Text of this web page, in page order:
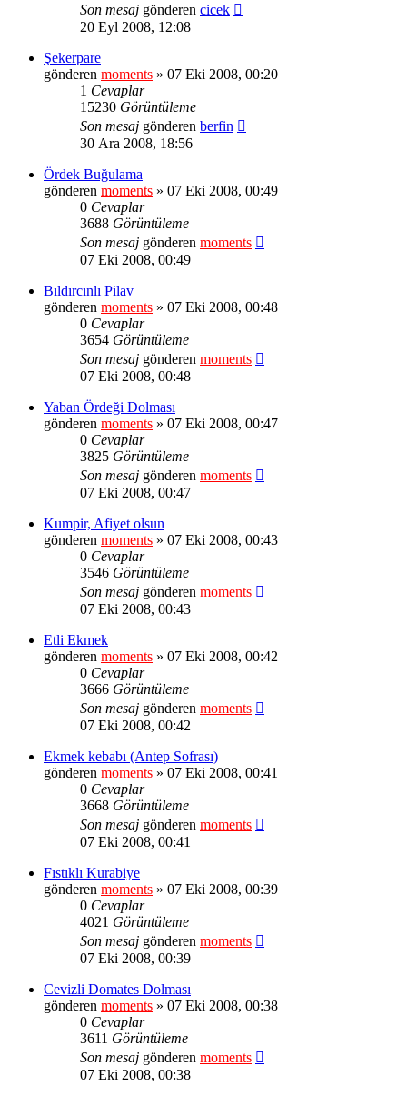
Son mesaj gönderen cicek
20 Eyl 2008, 12:08
Şekerpare
gönderen moments » 07 Eki 2008, 00:20
1 Cevaplar
15230 Görüntüleme
Son mesaj gönderen berfin
30 Ara 2008, 18:56
Ördek Buğulama
gönderen moments » 07 Eki 2008, 00:49
0 Cevaplar
3688 Görüntüleme
Son mesaj gönderen moments
07 Eki 2008, 00:49
Bıldırcınlı Pilav
gönderen moments » 07 Eki 2008, 00:48
0 Cevaplar
3654 Görüntüleme
Son mesaj gönderen moments
07 Eki 2008, 00:48
Yaban Ördeği Dolması
gönderen moments » 07 Eki 2008, 00:47
0 Cevaplar
3825 Görüntüleme
Son mesaj gönderen moments
07 Eki 2008, 00:47
Kumpir, Afiyet olsun
gönderen moments » 07 Eki 2008, 00:43
0 Cevaplar
3546 Görüntüleme
Son mesaj gönderen moments
07 Eki 2008, 00:43
Etli Ekmek
gönderen moments » 07 Eki 2008, 00:42
0 Cevaplar
3666 Görüntüleme
Son mesaj gönderen moments
07 Eki 2008, 00:42
Ekmek kebabı (Antep Sofrası)
gönderen moments » 07 Eki 2008, 00:41
0 Cevaplar
3668 Görüntüleme
Son mesaj gönderen moments
07 Eki 2008, 00:41
Fıstıklı Kurabiye
gönderen moments » 07 Eki 2008, 00:39
0 Cevaplar
4021 Görüntüleme
Son mesaj gönderen moments
07 Eki 2008, 00:39
Cevizli Domates Dolması
gönderen moments » 07 Eki 2008, 00:38
0 Cevaplar
3611 Görüntüleme
Son mesaj gönderen moments
07 Eki 2008, 00:38